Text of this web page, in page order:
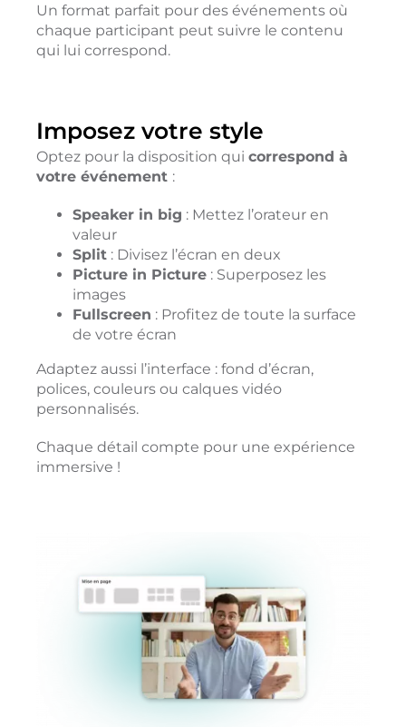
Un format parfait pour des événements où
chaque participant peut suivre le contenu
qui lui correspond.
Imposez votre style
Optez pour la disposition qui correspond à
votre événement :
Speaker in big : Mettez l’orateur en
valeur
Split: Divisez l’écran en deux
Picture in Picture: Superposez les
images
Fullscreen : Profitez de toute la surface
de votre écran
Adaptez aussi l’interface : fond d’écran,
polices, couleurs ou calques vidéo
personnalisés.
Chaque détail compte pour une expérience
immersive !